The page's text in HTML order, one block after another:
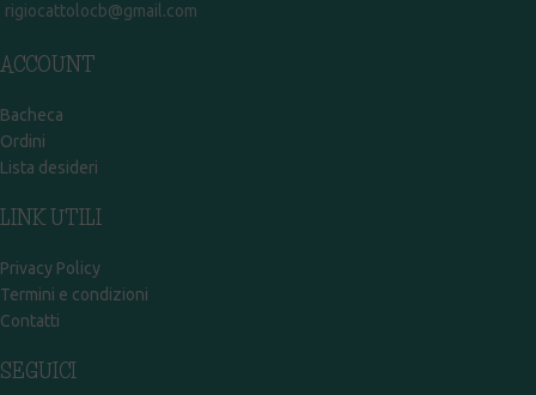
rigiocattolocb@gmail.com
ACCOUNT
Bacheca
Ordini
Lista desideri
LINK UTILI
Privacy Policy
Termini e condizioni
Contatti
SEGUICI